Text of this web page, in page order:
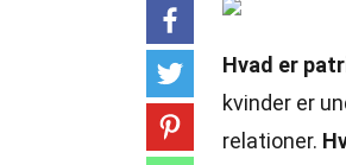
Hvad er
kvinder er
relationer.